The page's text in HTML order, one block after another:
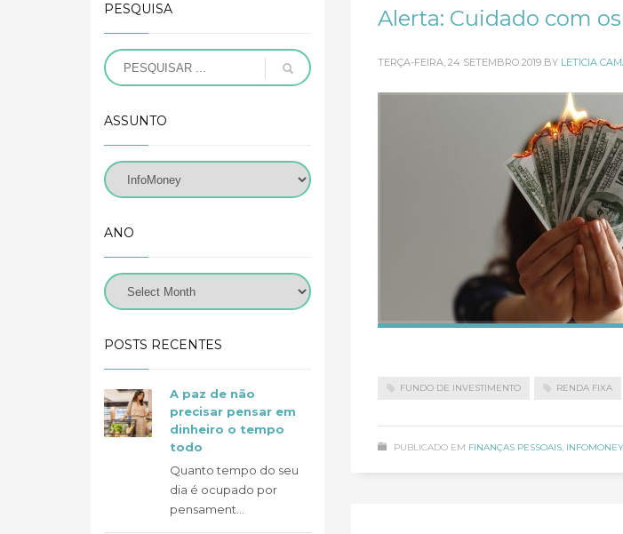
Alerta: Cuidado com
TERÇA-FEIRA, 24 SETEMBRO 2019 BY LETICIA
FUNDO DE INVESTIMENTO RENDA FIXA
PUBLICADO EM FINANÇAS PESSOAIS, INFOMONEY
PESQUISA
ASSUNTO
ANO
POSTS RECENTES
A paz de não
precisar pensar em
dinheiro o tempo
todo
Quanto tempo do seu
dia é ocupado por
pensament...